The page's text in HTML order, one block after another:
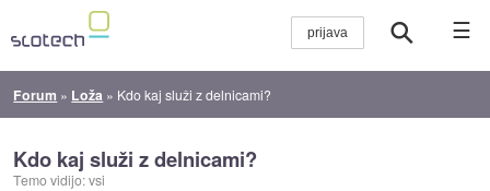
☰
Forum » Loža » Kdo kaj služi z delnicami?
Kdo kaj služi z delnicami?
Temo vidijo: vsi